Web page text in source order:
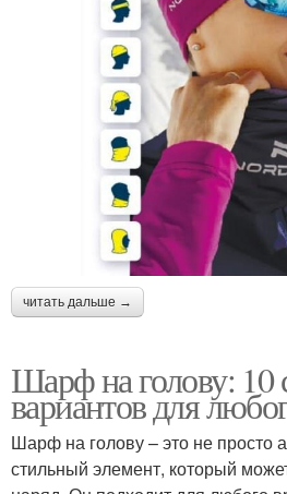
читать дальше →
Шарф на голову: 10
вариантов для
Шарф на голову – это не просто
стильный элемент, который